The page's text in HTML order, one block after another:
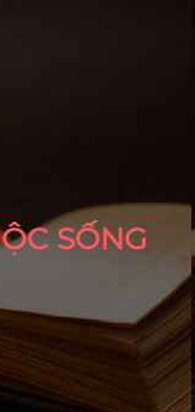
SỐNG